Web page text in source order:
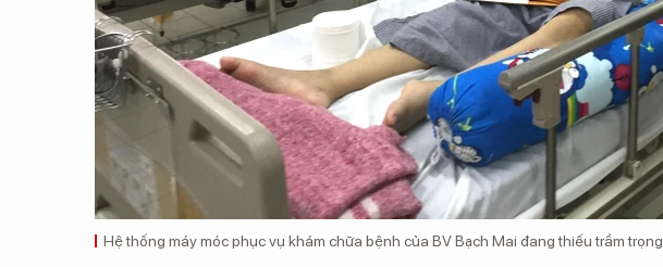
Hệ thống máy móc phục vụ khám chữa bệnh của BV Bạch Mai đang thiếu trầm trọng